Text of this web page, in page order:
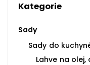
Kategorie
Sady
Sady do
Lahve na